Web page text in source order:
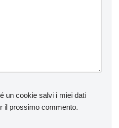
un cookie salvi i miei dati
il prossimo commento.